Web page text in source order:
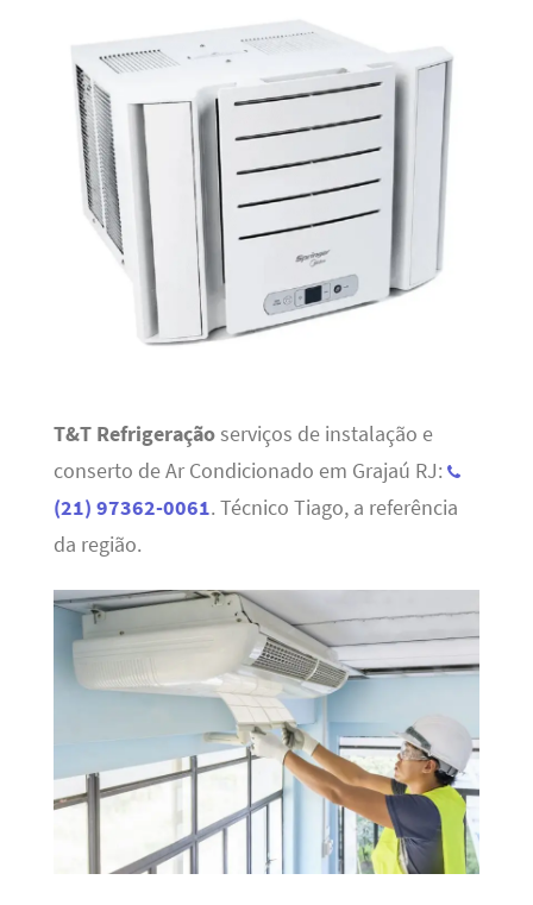
T&T Refrigeraçãoserviços de instalação e
conserto de Ar Condicionado em Grajaú RJ:
(21) 97362-0061. Técnico Tiago, a referência
da região.